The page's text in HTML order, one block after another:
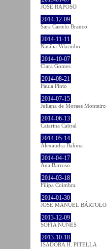
JOSÉ RAPOSO
2014-12-09
Sara Castelo Branco
2014-11-11
Natália Vilarinho
2014-10-07
Clara Gomes
2014-08-21
Paula Pinto
2014-07-15
Juliana de Moraes Monteiro
2014-06-13
Catarina Cabral
2014-05-14
Alexandra Balona
2014-04-17
Ana Barroso
2014-03-18
Filipa Coimbra
2014-01-30
JOSÉ MANUEL BÁRTOLO
2013-12-09
SOFIA NUNES
2013-10-18
ISADORA H. PITELLA